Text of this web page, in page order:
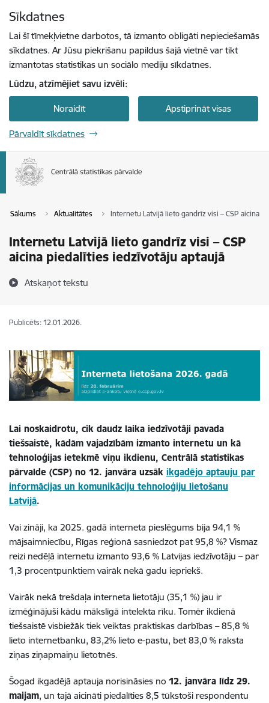
Sīkdatnes
Lai šī tīmekļvietne darbotos, tā izmanto obligāti nepieciešamās
sīkdatnes. Ar Jūsu piekrišanu papildus šajā vietnē var tikt
izmantotas statistikas un sociālo mediju sīkdatnes.
Lūdzu, atzīmējiet savu izvēli:
Noraidīt Apstiprināt visas
Pārvaldīt sīkdatnes
Sākums Aktualitātes Internetu Latvijā lieto gandrīz visi – CSP aicina
Internetu Latvijā lieto gandrīz visi – CSP
aicina piedalīties iedzīvotāju aptaujā
Atskaņot tekstu
Publicēts: 12.01.2026.
Lai noskaidrotu, cik daudz laika iedzīvotāji pavada
tiešsaistē, kādām vajadzībām izmanto internetu un kā
tehnoloģijas ietekmē viņu ikdienu, Centrālā statistikas
pārvalde (CSP) no 12. janvāra uzsāk ikgadējo aptauju par
informācijas un komunikāciju tehnoloģiju lietošanu
Latvijā.
Vai zināji, ka 2025. gadā interneta pieslēgums bija 94,1 %
mājsaimniecību, Rīgas reģionā sasniedzot pat 95,8 %? Vismaz
reizi nedēļā internetu izmanto 93,6 % Latvijas iedzīvotāju – par
1,3 procentpunktiem vairāk nekā gadu iepriekš.
Vairāk nekā trešdaļa interneta lietotāju (35,1 %) jau ir
izmēģinājuši kādu mākslīgā intelekta rīku. Tomēr ikdienā
tiešsaistē visbiežāk tiek veiktas praktiskas darbības – 85,8 %
lieto internetbanku, 83,2% lieto e-pastu, bet 83,0 % raksta
ziņas ziņapmaiņu lietotnēs.
Šogad ikgadējā aptauja norisināsies no 12. janvāra līdz 29.
maijam, un tajā aicināti piedalīties 8,5 tūkstoši respondentu